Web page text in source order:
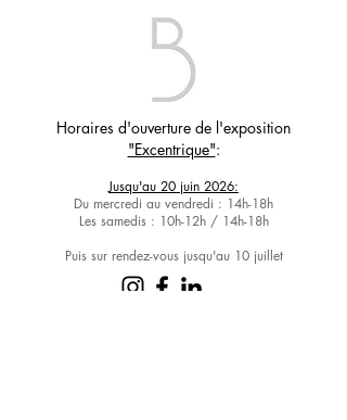
Horaires d'ouverture de l'exposition
"Excentrique":
Jusqu'au 20 juin 2026:
Du mercredi au vendredi : 14h-18h
Les samedis : 10h-12h / 14h-18h
Puis sur rendez-vous jusqu'au 10 juillet